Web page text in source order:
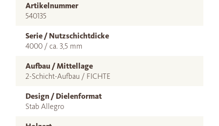
Artikelnummer
540135
Serie / Nutzschichtdicke
4000 / ca. 3,5 mm
Aufbau / Mittellage
2-Schicht-Aufbau / FICHTE
Design / Dielenformat
Stab Allegro